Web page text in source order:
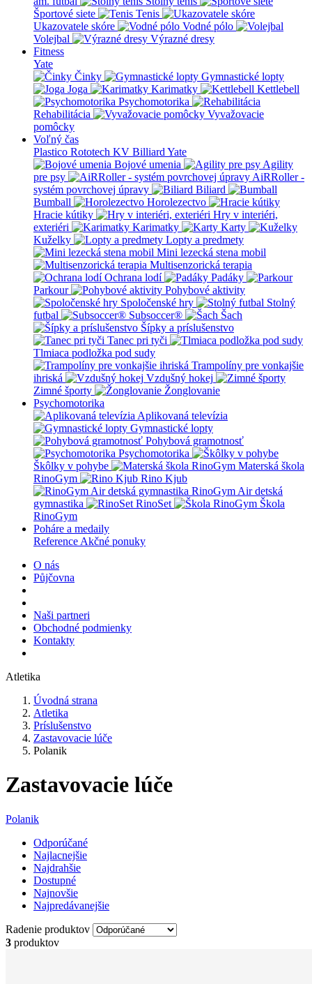
Športové siete
Tenis
Ukazovatele skóre
Vodné pólo
Volejbal
Výrazné dresy
Fitness
Yate
Činky
Gymnastické lopty
Joga
Karimatky
Kettlebell
Psychomotorika
Rehabilitácia
Vyvažovacie
pomôcky
Voľný čas
Plastico Rototech KV Billiard Yate
Bojové umenia
Agility
pre psy
AiRRoller -
systém povrchovej úpravy
Biliard
Bumball
Horolezectvo
Hracie kútiky
Hry v interiéri,
exteriéri
Karimatky
Karty
Kuželky
Lopty a predmety
Mini lezecká stena mobil
Multisenzorická terapia
Ochrana lodí
Padáky
Parkour
Pohybové aktivity
Spoločenské hry
Stolný
futbal
Subsoccer®
Šach
Šípky a príslušenstvo
Tanec pri tyči
Tlmiaca podložka pod sudy
Trampolíny pre vonkajšie
ihriská
Vzdušný hokej
Zimné športy
Žonglovanie
Psychomotorika
Aplikovaná televízia
Gymnastické lopty
Pohybová gramotnosť
Psychomotorika
Škôlky v pohybe
Materská škola
RinoGym
Rino Kjub
RinoGym Air detská
gymnastika
RinoSet
Škola
RinoGym
Poháre a medaily
Reference Akčné ponuky
O nás
Půjčovna
Naši partneri
Obchodné podmienky
Kontakty
Atletika
Úvodná strana
Atletika
Príslušenstvo
Zastavovacie lúče
Polanik
Zastavovacie lúče
Polanik
Odporúčané
Najlacnejšie
Najdrahšie
Dostupné
Najnovšie
Najpredávanejšie
Radenie produktov
3 produktov